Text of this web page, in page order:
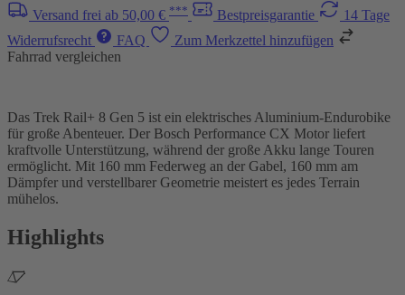
Versand frei ab 50,00 € *** Bestpreisgarantie
14 Tage
Widerrufsrecht
FAQ
Zum Merkzettel hinzufügen
Fahrrad vergleichen
Das Trek Rail+ 8 Gen 5 ist ein elektrisches Aluminium-Endurobike
für große Abenteuer. Der Bosch Performance CX Motor liefert
kraftvolle Unterstützung, während der große Akku lange Touren
ermöglicht. Mit 160 mm Federweg an der Gabel, 160 mm am
Dämpfer und verstellbarer Geometrie meistert es jedes Terrain
mühelos.
Highlights